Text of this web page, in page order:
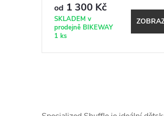
t
d
od 1 300 Kč
SKLADEM v
prodejně BIKEWAY
1 ks
v